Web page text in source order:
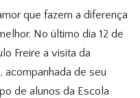
que fazem a diferença
No último dia 12 de
Freire a visita da
acompanhada de seu
de alunos da Escola